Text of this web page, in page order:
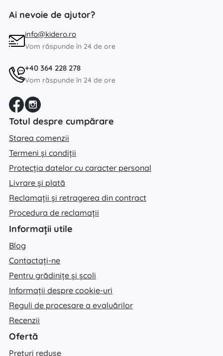
Ai nevoie de ajutor?
info@kidero.ro
Vom răspunde în 24 de ore
+40 364 228 278
Vom răspunde în 24 de ore
Totul despre cumpărare
Starea comenzii
Termeni și condiții
Protecția datelor cu caracter personal
Livrare și plată
Reclamații și retragerea din contract
Procedura de reclamații
Informații utile
Blog
Contactați-ne
Pentru grădinițe și școli
Informații despre cookie-uri
Reguli de procesare a evaluărilor
Recenzii
Ofertă
Prețuri reduse